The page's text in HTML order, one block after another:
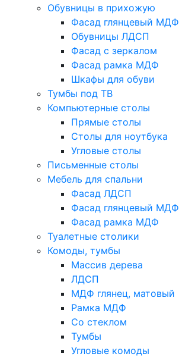
Обувницы в прихожую
Фасад глянцевый МДФ
Обувницы ЛДСП
Фасад с зеркалом
Фасад рамка МДФ
Шкафы для обуви
Тумбы под ТВ
Компьютерные столы
Прямые столы
Столы для ноутбука
Угловые столы
Письменные столы
Мебель для спальни
Фасад ЛДСП
Фасад глянцевый МДФ
Фасад рамка МДФ
Туалетные столики
Комоды, тумбы
Массив дерева
ЛДСП
МДФ глянец, матовый
Рамка МДФ
Со стеклом
Тумбы
Угловые комоды